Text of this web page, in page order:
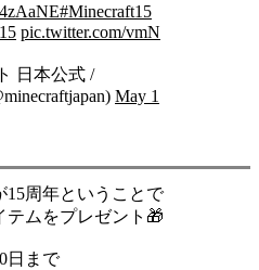
#Minecraft15
pic.twitter.com/vmN
日本公式 /
May 1
15周年ということで
テムをプレゼント🎁
日まで